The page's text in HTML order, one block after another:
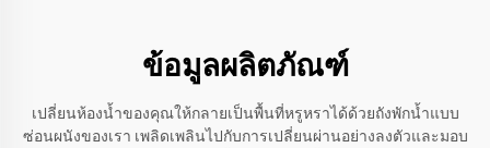
ข้อมูลผลิตภัณฑ์
เปลี่ยนห้องน้ำของคุณให้กลายเป็นพื้นที่หรูหราได้ด้วยถังพักน้ำแบบ
ซ่อนผนังของเรา เพลิดเพลินไปกับการเปลี่ยนผ่านอย่างลงตัวและมอบ